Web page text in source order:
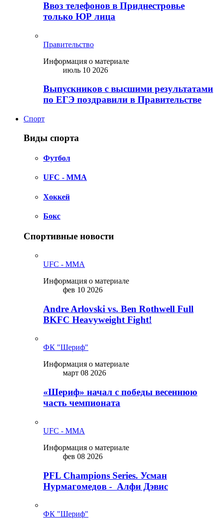
Ввоз телефонов в Приднестровье
только ЮР лица
Правительство
Информация о материале
июль 10 2026
Выпускников с высшими результатами
по ЕГЭ поздравили в Правительстве
Спорт
Виды спорта
Футбол
UFC - MMA
Хоккей
Бокс
Спортивные новости
UFC - MMA
Информация о материале
фев 10 2026
Andre Arlovski vs. Ben Rothwell Full
BKFC Heavyweight Fight!
ФК "Шериф"
Информация о материале
март 08 2026
«Шериф» начал с победы весеннюю
часть чемпионата
UFC - MMA
Информация о материале
фев 08 2026
PFL Champions Series. Усман
Нурмагомедов - Алфи Дэвис
ФК "Шериф"